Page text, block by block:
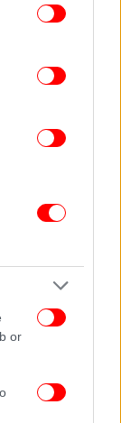
may click to
tags to
Google
or
Dello Sport ανά
στους Μπακς